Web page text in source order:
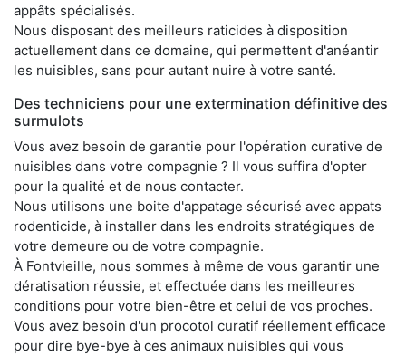
appâts spécialisés.
Nous disposant des meilleurs raticides à disposition
actuellement dans ce domaine, qui permettent d'anéantir
les nuisibles, sans pour autant nuire à votre santé.
Des techniciens pour une extermination définitive des
surmulots
Vous avez besoin de garantie pour l'opération curative de
nuisibles dans votre compagnie ? Il vous suffira d'opter
pour la qualité et de nous contacter.
Nous utilisons une boite d'appatage sécurisé avec appats
rodenticide, à installer dans les endroits stratégiques de
votre demeure ou de votre compagnie.
À Fontvieille, nous sommes à même de vous garantir une
dératisation réussie, et effectuée dans les meilleures
conditions pour votre bien-être et celui de vos proches.
Vous avez besoin d'un procotol curatif réellement efficace
pour dire bye-bye à ces animaux nuisibles qui vous